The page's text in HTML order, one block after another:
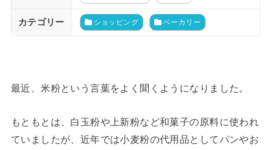
カテゴリー ショッピング ベーカリー
最近、米粉という言葉をよく聞くようになりました。
もともとは、白玉粉や上新粉など和菓子の原料に使われ
ていましたが、近年では小麦粉の代用品としてパンやお